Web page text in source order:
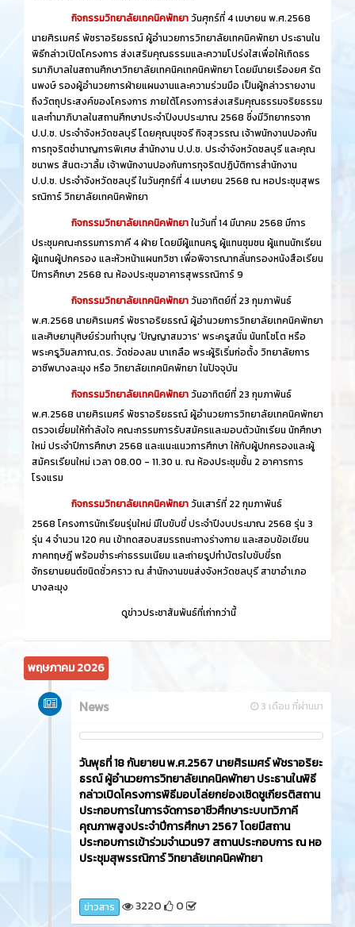
กิจกรรมวิทยาลัยเทคนิคพัทยาวันศุกร์ที่ 4 เมษายน พ.ศ.2568
นายศิรเมศร์ พัชราอริยธรณ์ ผู้อำนวยการวิทยาลัยเทคนิคพัทยา ประธานใน
พิธีกล่าวเปิดโครงการ ส่งเสริมคุณธรรมและความโปร่งใสเพื่อให้เกิดธร
รมาภิบาลในสถานศึกษาวิทยาลัยเทคนิคเทคนิคพัทยา โดยมีนายเรืองยศ รัต
นพงษ์ รองผู้อำนวยการฝ่ายแผนงานและความร่วมมือ เป็นผู้กล่าวรายงาน
ถึงวัตถุประสงค์ของโครงการ ภายใต้โครงการส่งเสริมคุณธรรมจริยธรรม
และทำมาภิบาลในสถานศึกษาประจำปีงบประมาณ 2568 ซึ่งมีวิทยากรจาก
ป.ป.ช. ประจำจังหวัดชลบุรี โดยคุณนุชจรี กิจสุวรรณ เจ้าพนักงานปองกัน
การทุจริตชำนาญการพิเศษ สำนักงาน ป.ป.ช. ประจำจังหวัดชลบุรี และคุณ
ชนาพร สันตะวาลิ้ม เจ้าพนักงานปองกันการทุจริตปฏิบัติการสำนักงาน
ป.ป.ช. ประจำจังหวัดชลบุรี ในวันศุกร์ที่ 4 เมษายน 2568 ณ หอประชุมสุพร
รณิการ์ วิทยาลัยเทคนิคพัทยา
กิจกรรมวิทยาลัยเทคนิคพัทยาในวันที่ 14 มีนาคม 2568 มีการ
ประชุมคณะกรรมการภาคี 4 ฝ่าย โดยมีผู้แทนครู ผู้แทนชุมชน ผู้แทนนักเรียน
ผู้แทนผู้ปกครอง และหัวหน้าแผนกวิชา เพื่อพิจารณากลั่นกรองหนังสือเรียน
ปีการศึกษา 2568 ณ ห้องประชุมอาคารสุพรรณิการ์ 9
กิจกรรมวิทยาลัยเทคนิคพัทยาวันอาทิตย์ที่ 23 กุมภาพันธ์
พ.ศ.2568 นายศิรเมศร์ พัชราอริยธรณ์ ผู้อำนวยการวิทยาลัยเทคนิคพัทยา
และศิษยานุศิษย์ร่วมทำบุญ 'ปัญญาสมวาร' พระครูสนั่น นันทโชโต หรือ
พระครูวิมลภาณ,ดร. วัดช่องลม นาเกลือ พระผู้ริเริ่มก่อตั้ง วิทยาลัยการ
อาชีพบางละมุง หรือ วิทยาลัยเทคนิคพัทยา ในปัจจุบัน
กิจกรรมวิทยาลัยเทคนิคพัทยาวันอาทิตย์ที่ 23 กุมภาพันธ์
พ.ศ.2568 นายศิรเมศร์ พัชราอริยธรณ์ ผู้อำนวยการวิทยาลัยเทคนิคพัทยา
ตรวจเยี่ยมให้กำลังใจ คณะกรรมการรับสมัครและมอบตัวนักเรียน นักศึกษา
ใหม่ ประจำปีการศึกษา 2568 และแนะแนวการศึกษา ให้กับผู้ปกครองและผู้
สมัครเรียนใหม่ เวลา 08.00 - 11.30 น. ณ ห้องประชุมชั้น 2 อาคารการ
โรงแรม
กิจกรรมวิทยาลัยเทคนิคพัทยาวันเสาร์ที่ 22 กุมภาพันธ์
2568 โครงการนักเรียนรุ่นใหม่ มีใบขับขี่ ประจำปีงบประมาณ 2568 รุ่น 3
รุ่น 4 จำนวน 120 คน เข้าทดสอบสมรรถนะทางร่างกาย และสอบข้อเขียน
ภาคทฤษฎี พร้อมชำระค่าธรรมเนียม และถ่ายรูปทำบัตรใบขับขี่รถ
จักรยานยนต์ชนิดชั่วคราว ณ สำนักงานขนส่งจังหวัดชลบุรี สาขาอำเภอ
บางละมุง
ดูข่าวประชาสัมพันธ์ที่เก่ากว่านี้
พฤษภาคม 2026
3 เดือน ที่ผ่านมา
News
วันพุธที่ 18 กันยายน พ.ศ.2567 นายศิรเมศร์ พัชราอริยะ
ธรณ์ ผู้อำนวยการวิทยาลัยเทคนิคพัทยา ประธานในพิธี
กล่าวเปิดโครงการพิธีมอบโล่ยกย่องเชิดชูเกียรติสถาน
ประกอบการในการจัดการอาชีวศึกษาระบบทวิภาคี
คุณภาพสูงประจำปีการศึกษา 2567 โดยมีสถาน
ประกอบการเข้าร่วมจำนวน97 สถานประกอบการ ณ หอ
ประชุมสุพรรณิการ์ วิทยาลัยเทคนิคพัทยา
ข่าวสาร 3220 0